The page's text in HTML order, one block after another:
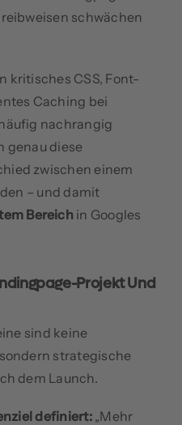
schwächen
kritisches CSS, Font-
Caching bei
nachrangig
genau diese
zwischen einem
– und damit
Bereich in Googles
Projekt Und
sind keine
strategische
dem Launch.
definiert:„Mehr